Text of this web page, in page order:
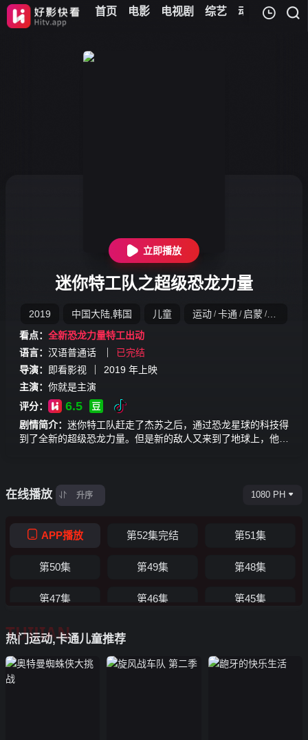
首页 电影 电视剧 综艺 动漫 儿童
立即播放
迷你特工队之超级恐龙力量
2019 中国大陆,韩国 儿童 运动 / 卡通 / 启蒙 /
看点： 全新恐龙力量特工出动
语言： 汉语普通话
已完结
导演： 即看影视 2019 年上映
主演： 你就是主演
评分：
6.5
剧情简介： 迷你特工队赶走了杰苏之后，通过恐龙星球的科技得
到了全新的超级恐龙力量。但是新的敌人又来到了地球上，他就
伴，新的武器装备，新的机甲！迷你特工队，重新出发！\n
在线播放 升序 1080 PH
APP播放 第52集完结 第51集
第50集 第49集 第48集
第47集 第46集 第45集
第44集
第41集 第40集 第39集
热门运动,卡通儿童推荐
TUIJIAN